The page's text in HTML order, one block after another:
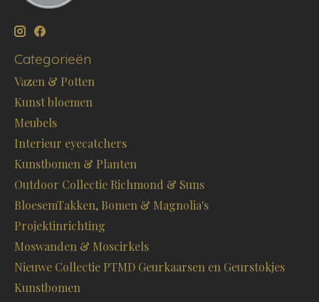
Categorieën
Vazen & Potten
Kunst bloemen
Meubels
Interieur eyecatchers
Kunstbomen & Planten
Outdoor Collectie Richmond & Suns
BloesemTakken, Bomen & Magnolia's
Projektinrichting
Moswanden & Moscirkels
Nieuwe Collectie PTMD Geurkaarsen en Geurstokjes
Kunstbomen